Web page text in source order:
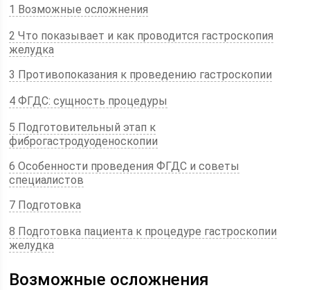
1 Возможные осложнения
2 Что показывает и как проводится гастроскопия
желудка
3 Противопоказания к проведению гастроскопии
4 ФГДС: сущность процедуры
5 Подготовительный этап к
фиброгастродуоденоскопии
6 Особенности проведения ФГДС и советы
специалистов
7 Подготовка
8 Подготовка пациента к процедуре гастроскопии
желудка
Возможные осложнения